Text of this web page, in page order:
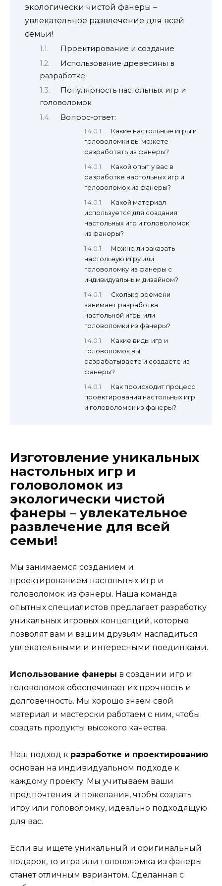
экологически чистой фанеры –
увлекательное развлечение для всей
семьи!
Проектирование и создание
Использование древесины в
разработке
Популярность настольных игр и
головоломок
Вопрос-ответ:
Какие настольные игры и
головоломки вы можете
разработать из фанеры?
Какой опыт у вас в
разработке настольных игр и
головоломок из фанеры?
Какой материал
используется для создания
настольных игр и головоломок
из фанеры?
Можно ли заказать
настольную игру или
головоломку из фанеры с
индивидуальным дизайном?
Сколько времени
занимает разработка
настольной игры или
головоломки из фанеры?
Какие виды игр и
головоломок вы
разрабатываете и создаете из
фанеры?
Как происходит процесс
проектирования настольных игр
и головоломок из фанеры?
Изготовление уникальных
настольных игр и
головоломок из
экологически чистой
фанеры – увлекательное
развлечение для всей
семьи!
Мы занимаемся созданием и
проектированием настольных игр и
головоломок из фанеры. Наша команда
опытных специалистов предлагает разработку
уникальных игровых концепций, которые
позволят вам и вашим друзьям насладиться
увлекательными и интересными поединками.
Использование фанеры в создании игр и
головоломок обеспечивает их прочность и
долговечность. Мы хорошо знаем свой
материал и мастерски работаем с ним, чтобы
создать продукты высокого качества.
Наш подход к разработке и проектированию
основан на индивидуальном подходе к
каждому проекту. Мы учитываем ваши
предпочтения и пожелания, чтобы создать
игру или головоломку, идеально подходящую
для вас.
Если вы ищете уникальный и оригинальный
подарок, то игра или головоломка из фанеры
станет отличным вариантом. Сделанная с